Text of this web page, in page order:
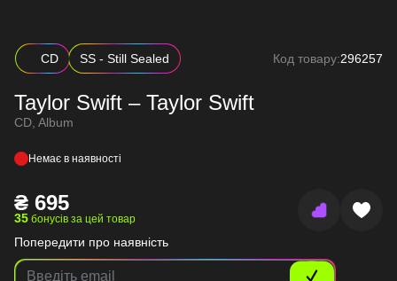
CD SS - Still Sealed Код товару:296257
Taylor Swift – Taylor Swift
CD, Album
Немає в наявності
₴ 695
35 бонусів за цей товар
Попередити про наявність